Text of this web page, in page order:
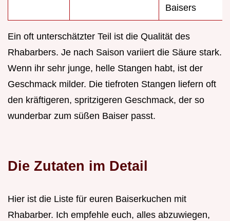
Baisers
Ein oft unterschätzter Teil ist die Qualität des
Rhabarbers. Je nach Saison variiert die Säure stark.
Wenn ihr sehr junge, helle Stangen habt, ist der
Geschmack milder. Die tiefroten Stangen liefern oft
den kräftigeren, spritzigeren Geschmack, der so
wunderbar zum süßen Baiser passt.
Die Zutaten im Detail
Hier ist die Liste für euren Baiserkuchen mit
Rhabarber. Ich empfehle euch, alles abzuwiegen,